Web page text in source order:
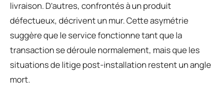
livraison. D’autres, confrontés à un produit
défectueux, décrivent un mur. Cette asymétrie
suggère que le service fonctionne tant que la
transaction se déroule normalement, mais que les
situations de litige post-installation restent un angle
mort.